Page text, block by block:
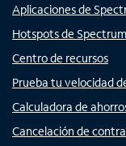
Aplicaciones de
Hotspots de
Centro de recursos
Prueba tu velocidad
Calculadora de
Cancelación de